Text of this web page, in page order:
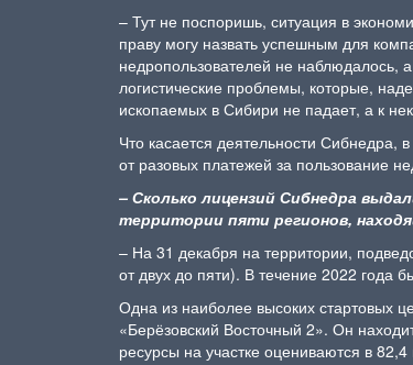
– Тут не поспоришь, ситуация в
праву могу назвать успешным для
недропользователей не наблюдалось,
логистические проблемы, которые,
ископаемых в Сибири не падает, а к
Что касается деятельности
от разовых платежей за пользование
– Сколько лицензий Сибнедра
территории пяти регионов,
– На 31 декабря на территории,
от двух до пяти). В течение 2022 года
Одна из наиболее высоких стартовых
«Берёзовский Восточный 2». Он
ресурсы на участке оцениваются в